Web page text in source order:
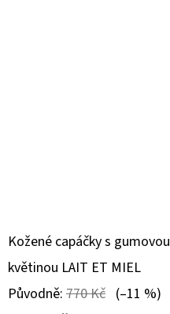
Kožené capáčky s
květinou LAIT ET MIEL
Původně: 770 Kč (–11 %)